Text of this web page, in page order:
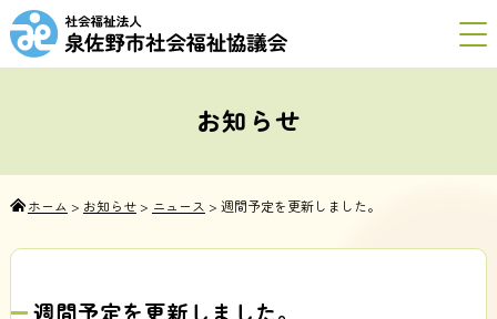
お知らせ
ホーム > お知らせ> ニュース > 週間予定を更新しました。
週間予定を更新しました。